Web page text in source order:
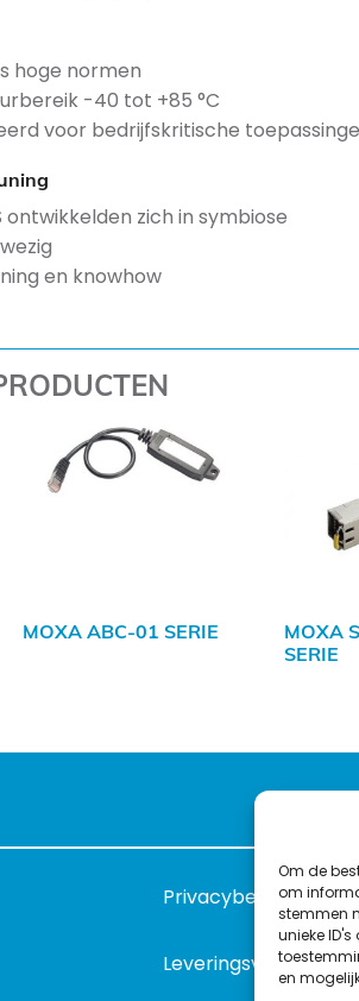
Om de
om
stemmen
unieke
en
hoge normen
-40 tot +85 °C
voor bedrijfskritische
ontwikkelden zich in symbiose
en knowhow
MOXA ABC-01 SERIE
MOXA
SERIE
Privacybeleid